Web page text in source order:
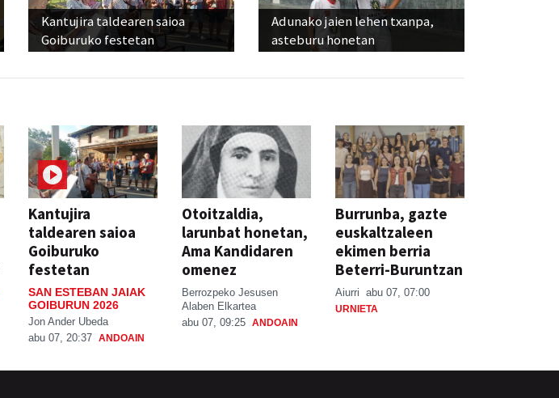
Kantujira taldearen saioa
Goiburuko festetan
Adunako jaien lehen txanpa,
asteburu honetan
Kantujira
taldearen saioa
Goiburuko
festetan
SAN ESTEBAN JAIAK
GOIBURUN 2026
Jon Ander Ubeda
abu 07, 20:37 ANDOAIN
Otoitzaldia,
larunbat honetan,
Ama Kandidaren
omenez
Berrozpeko Jesusen
Alaben Elkartea
abu 07, 09:25 ANDOAIN
Burrunba, gazte
euskaltzaleen
ekimen berria
Beterri-Buruntzan
Aiurri abu 07, 07:00
URNIETA